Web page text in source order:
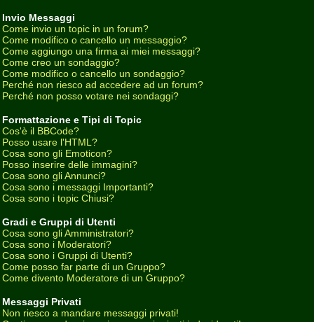
Invio Messaggi
Come invio un topic in un forum?
Come modifico o cancello un messaggio?
Come aggiungo una firma ai miei messaggi?
Come creo un sondaggio?
Come modifico o cancello un sondaggio?
Perché non riesco ad accedere ad un forum?
Perché non posso votare nei sondaggi?
Formattazione e Tipi di Topic
Cos'è il BBCode?
Posso usare l'HTML?
Cosa sono gli Emoticon?
Posso inserire delle immagini?
Cosa sono gli Annunci?
Cosa sono i messaggi Importanti?
Cosa sono i topic Chiusi?
Gradi e Gruppi di Utenti
Cosa sono gli Amministratori?
Cosa sono i Moderatori?
Cosa sono i Gruppi di Utenti?
Come posso far parte di un Gruppo?
Come divento Moderatore di un Gruppo?
Messaggi Privati
Non riesco a mandare messaggi privati!